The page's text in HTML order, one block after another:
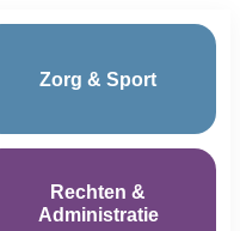
Zorg & Sport
Rechten &
Administratie